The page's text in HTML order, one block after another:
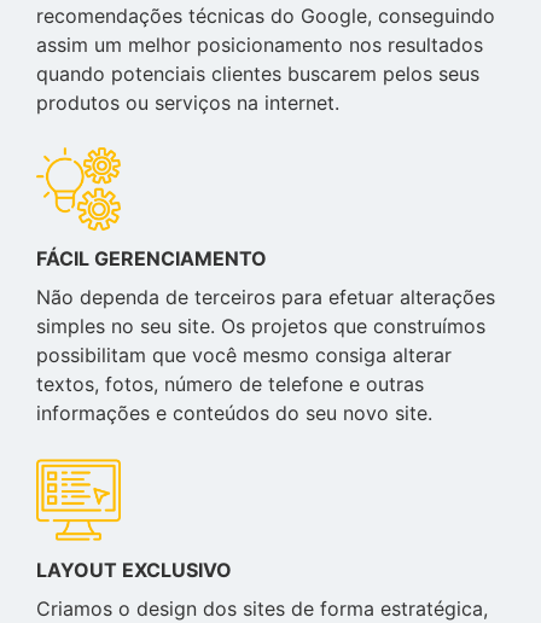
recomendações técnicas do Google, conseguindo
assim um melhor posicionamento nos resultados
quando potenciais clientes buscarem pelos seus
produtos ou serviços na internet.
FÁCIL GERENCIAMENTO
Não dependa de terceiros para efetuar alterações
simples no seu site. Os projetos que construímos
possibilitam que você mesmo consiga alterar
textos, fotos, número de telefone e outras
informações e conteúdos do seu novo site.
LAYOUT EXCLUSIVO
Criamos o design dos sites de forma estratégica,